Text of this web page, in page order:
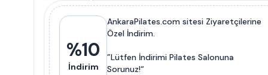
%10
İndirim
AnkaraPilates.com sitesi Ziyaretçilerine
Özel İndirim.
”Lütfen İndirimi Pilates Salonuna
Sorunuz!“